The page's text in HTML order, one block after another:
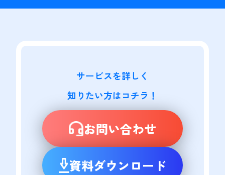
サービスを詳しく
知りたい方はコチラ！
お問い合わせ
資料ダウンロード